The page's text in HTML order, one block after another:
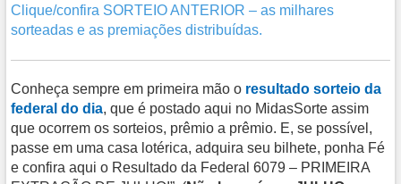
Clique/confira SORTEIO ANTERIOR – as milhares
sorteadas e as premiações distribuídas.
Conheça sempre em primeira mão o resultado sorteio da
federal do dia, que é postado aqui no MidasSorte assim
que ocorrem os sorteios, prêmio a prêmio. E, se possível,
passe em uma casa lotérica, adquira seu bilhete, ponha Fé
e confira aqui o Resultado da Federal 6079 – PRIMEIRA